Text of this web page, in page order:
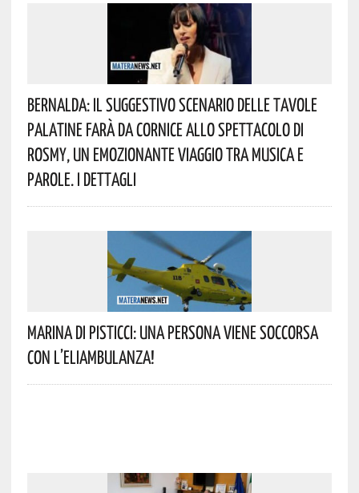
Bernalda: Il Suggestivo Scenario Delle Tavole
Palatine Farà Da Cornice Allo Spettacolo Di
Rosmy, Un Emozionante Viaggio Tra Musica E
Parole. I Dettagli
Marina Di Pisticci: Una Persona Viene Soccorsa
Con L’eliambulanza!